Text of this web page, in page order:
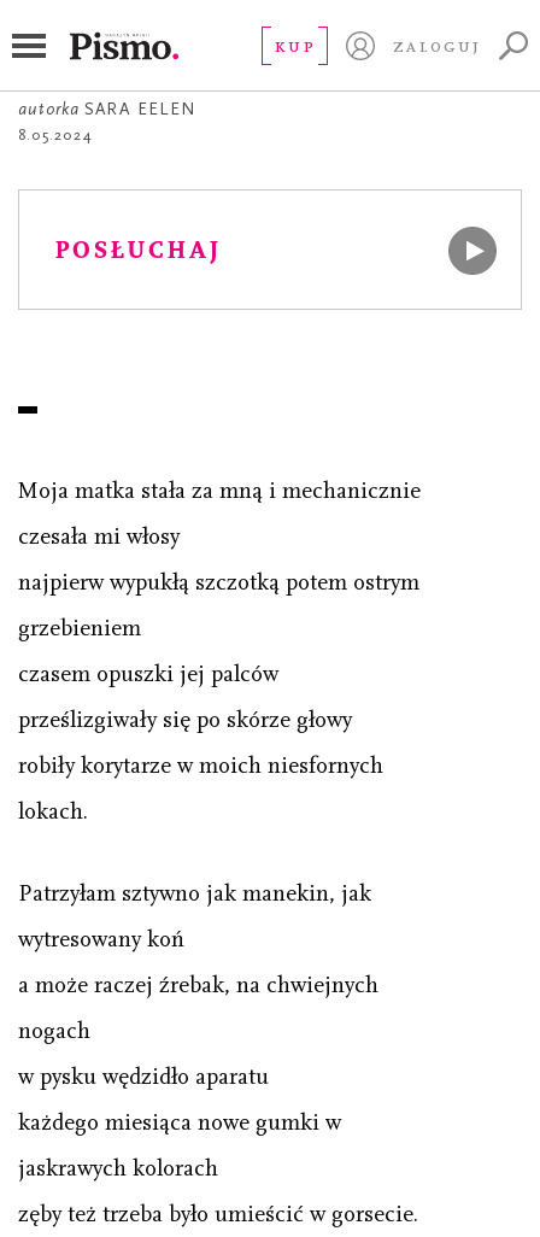
KUP ZALOGUJ
Warkoczyki
autorka SARA EELEN
8.05.2024
POSŁUCHAJ
Moja matka stała za mną i mechanicznie
czesała mi włosy
najpierw wypukłą szczotką potem ostrym
grzebieniem
czasem opuszki jej palców
prześlizgiwały się po skórze głowy
robiły korytarze w moich niesfornych
lokach.
Patrzyłam sztywno jak manekin, jak
wytresowany koń
a może raczej źrebak, na chwiejnych
nogach
w pysku wędzidło aparatu
każdego miesiąca nowe gumki w
jaskrawych kolorach
zęby też trzeba było umieścić w gorsecie.